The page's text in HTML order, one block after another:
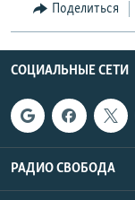
Поделиться
СОЦИАЛЬНЫЕ СЕТИ
РАДИО СВОБОДА